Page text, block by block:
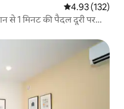
औसत रेटिंग 5 में से
4.93 (132)
से 1 मिनट की पैदल दूरी पर